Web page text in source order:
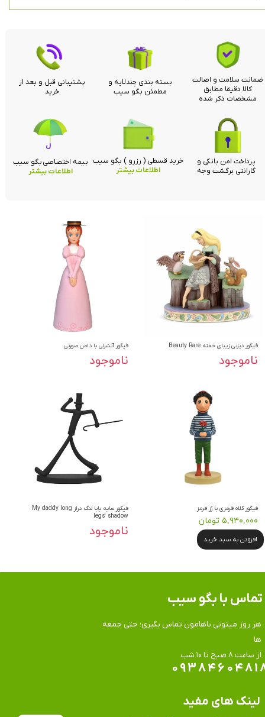
فیگور دیزنی زیبای خفته Beauty Rare
ناموجود
فیگور آنشرلی با دامن صورتی
ناموجود
فیگور کلاه قرمزی با رُز قرمز
۵,۹۴۰,۰۰۰ تومان
افزودن به سبد خرید
فیگور سایه بابا لنگ دراز My daddy long
legs' shadow
ناموجود
ضمانت سلامت و اصالت
کالا دقیقا مطابق
مشخصات ذکر شده
بسته بندی چندلایه و
مطمئن بگو سیب
پشتیبانی قبل و بعد از
خرید
خرید قسطی ( رزرو ) بگو سیب
اطلاعات بیشتر
پرداخت امن بانکی و
گارانتی برگشت وجه
بیمه اختصاصی بگو سیب
اطلاعات بیشتر
هر روز میتونی باهامون تماس بگیری؛ حتی جمعه
ها
​​​​​​​از ساعت ۸ صبح تا ۱۰ شب
تماس​​​​​​​ با بگو سیب
لینک های مفید